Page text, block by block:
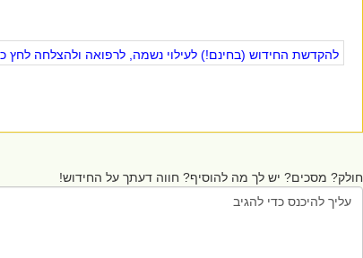
להקדשת החידוש (בחינם!) לעילוי נשמה, לרפואה ולהצלחה לחץ
חולק? מסכים? יש לך מה להוסיף? חווה דעתך על החידוש!